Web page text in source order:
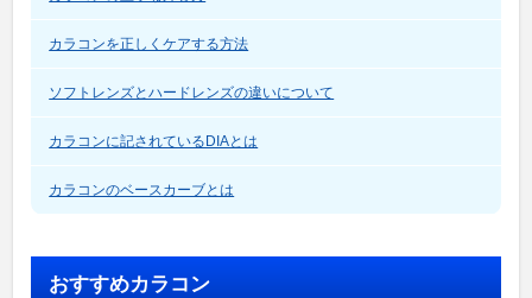
カラコンを正しくケアする方法
ソフトレンズとハードレンズの違いについて
カラコンに記されているDIAとは
カラコンのベースカーブとは
おすすめカラコン